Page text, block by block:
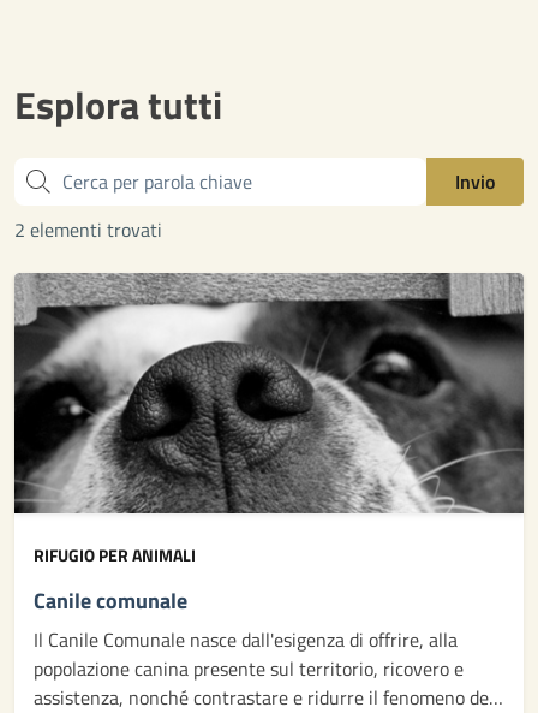
Esplora tutti
Cerca
Invio
2 elementi trovati
RIFUGIO PER ANIMALI
Canile comunale
Il Canile Comunale nasce dall'esigenza di offrire, alla
popolazione canina presente sul territorio, ricovero e
assistenza, nonché contrastare e ridurre il fenomeno del